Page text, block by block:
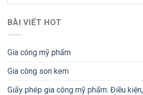
BÀI VIẾT HOT
Gia công mỹ phẩm
Gia công son kem
Giấy phép gia công mỹ phẩm: Điều